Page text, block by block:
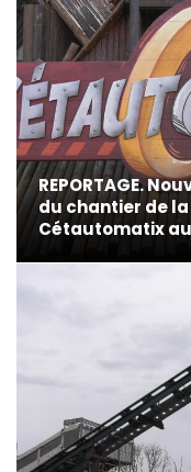
REPORTAGE.
du chantier de
Cétautomatix